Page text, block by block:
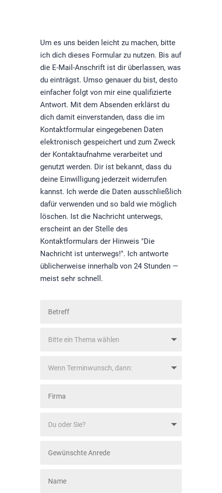
Um es uns beiden leicht zu machen, bitte
ich dich dieses Formular zu nutzen. Bis auf
die E-Mail-Anschrift ist dir überlassen, was
du einträgst. Umso genauer du bist, desto
einfacher folgt von mir eine qualifizierte
Antwort. Mit dem Absenden erklärst du
dich damit einverstanden, dass die im
Kontaktformular eingegebenen Daten
elektronisch gespeichert und zum Zweck
der Kontaktaufnahme verarbeitet und
genutzt werden. Dir ist bekannt, dass du
deine Einwilligung jederzeit widerrufen
kannst. Ich werde die Daten ausschließlich
dafür verwenden und so bald wie möglich
löschen. Ist die Nachricht unterwegs,
erscheint an der Stelle des
Kontaktformulars der Hinweis "Die
Nachricht ist unterwegs!". Ich antworte
üblicherweise innerhalb von 24 Stunden —
meist sehr schnell.